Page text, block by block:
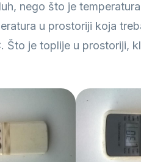
nego što je
u prostoriji koja
Što je toplije u prostoriji,